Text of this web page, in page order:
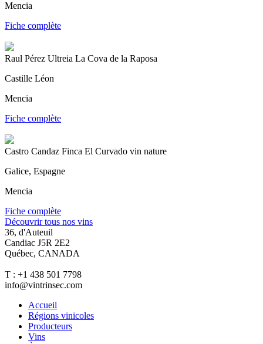
Mencia
Fiche complète
Raul Pérez Ultreia La Cova de la Raposa
Castille Léon
Mencia
Fiche complète
Castro Candaz Finca El Curvado vin nature
Galice, Espagne
Mencia
Fiche complète
Découvrir tous nos vins
36, d'Auteuil
Candiac J5R 2E2
Québec, CANADA
T : +1 438 501 7798
info@vintrinsec.com
Accueil
Régions vinicoles
Producteurs
Vins